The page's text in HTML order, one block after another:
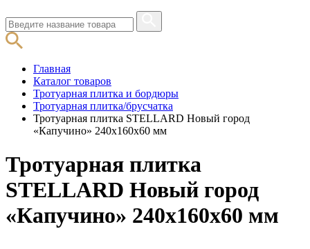
Главная
Каталог товаров
Тротуарная плитка и бордюры
Тротуарная плитка/брусчатка
Тротуарная плитка STELLARD Новый город
«Капучино» 240х160х60 мм
Тротуарная плитка
STELLARD Новый город
«Капучино» 240х160х60 мм